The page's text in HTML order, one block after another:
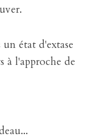
état d'extase
à l'approche de